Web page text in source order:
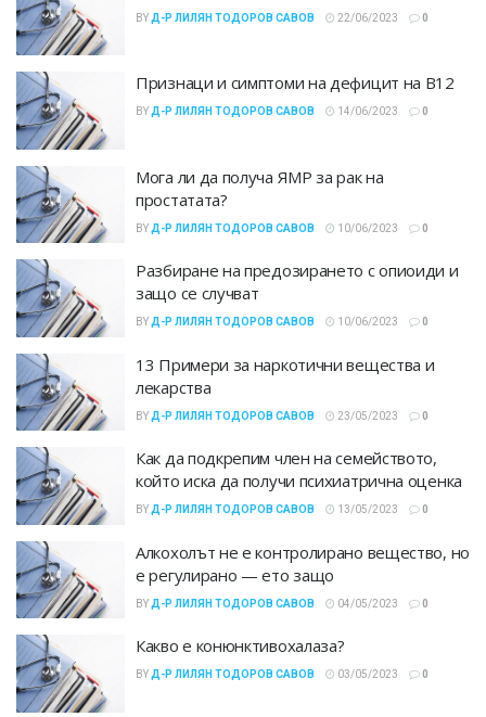
BY Д-Р ЛИЛЯН ТОДОРОВ САВОВ 22/06/2023 0
Признаци и симптоми на дефицит на B12
BY Д-Р ЛИЛЯН ТОДОРОВ САВОВ 14/06/2023 0
Мога ли да получа ЯМР за рак на
простатата?
BY Д-Р ЛИЛЯН ТОДОРОВ САВОВ 10/06/2023 0
Разбиране на предозирането с опиоиди и
защо се случват
BY Д-Р ЛИЛЯН ТОДОРОВ САВОВ 10/06/2023 0
13 Примери за наркотични вещества и
лекарства
BY Д-Р ЛИЛЯН ТОДОРОВ САВОВ 23/05/2023 0
Как да подкрепим член на семейството,
който иска да получи психиатрична оценка
BY Д-Р ЛИЛЯН ТОДОРОВ САВОВ 13/05/2023 0
Алкохолът не е контролирано вещество, но
е регулирано — ето защо
BY Д-Р ЛИЛЯН ТОДОРОВ САВОВ 04/05/2023 0
Какво е конюнктивохалаза?
BY Д-Р ЛИЛЯН ТОДОРОВ САВОВ 03/05/2023 0